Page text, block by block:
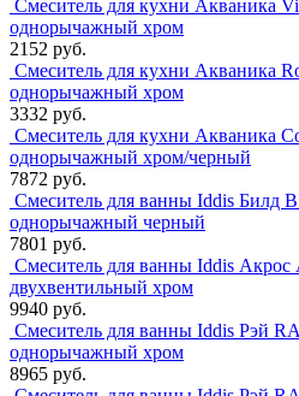
Смеситель для кухни Акваника
однорычажный хром
2152 руб.
Смеситель для кухни Акваника
однорычажный хром
3332 руб.
Смеситель для кухни Акваника
однорычажный хром/черный
7872 руб.
Смеситель для ванны Iddis Билд
однорычажный черный
7801 руб.
Смеситель для ванны Iddis
двухвентильный хром
9940 руб.
Смеситель для ванны Iddis Рэй
однорычажный хром
8965 руб.